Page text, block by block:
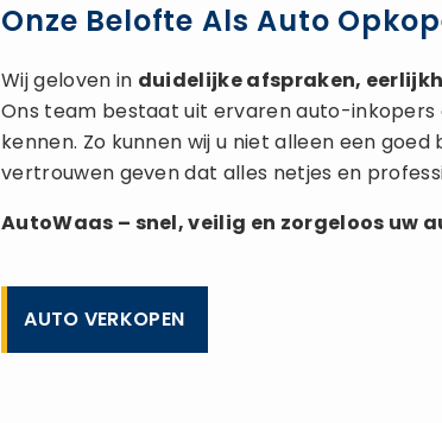
Onze Belofte Als Auto
Wij geloven in duidelijke afspraken,
Ons team bestaat uit ervaren auto-
kennen. Zo kunnen wij u niet alleen een
vertrouwen geven dat alles netjes en
AutoWaas – snel, veilig en zorgeloos uw
AUTO VERKOPEN